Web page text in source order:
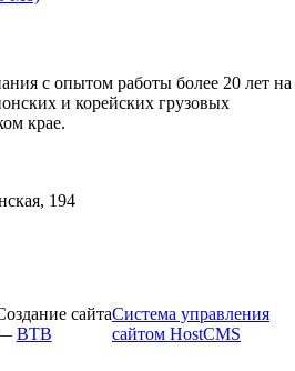
с опытом работы более 20 лет на
и корейских грузовых
крае.
194
сайта
BTB
Система управления
сайтом HostCMS